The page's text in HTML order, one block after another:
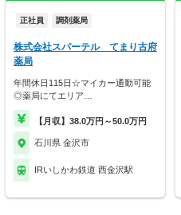
正社員 調剤薬局
株式会社スパーテル てまり古府
薬局
年間休日115日☆マイカー通勤可能
◎薬局にてエリア…
【月収】38.0万円～50.0万円
石川県 金沢市
IRいしかわ鉄道 西金沢駅